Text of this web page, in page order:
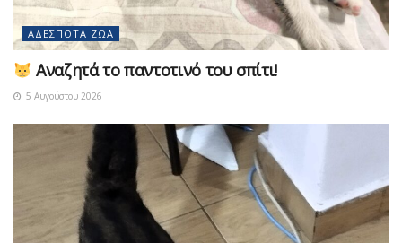
ΑΔΈΣΠΟΤΑ ΖΏΑ
Αναζητά το παντοτινό του σπίτι!
5 Αυγούστου 2026